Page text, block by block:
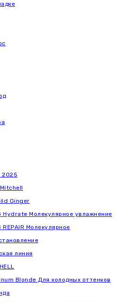
2025
Ginger
Hydrate Молекулярное увлажнение
REPAIR Молекулярное
линия
Blonde Для холодных оттенков